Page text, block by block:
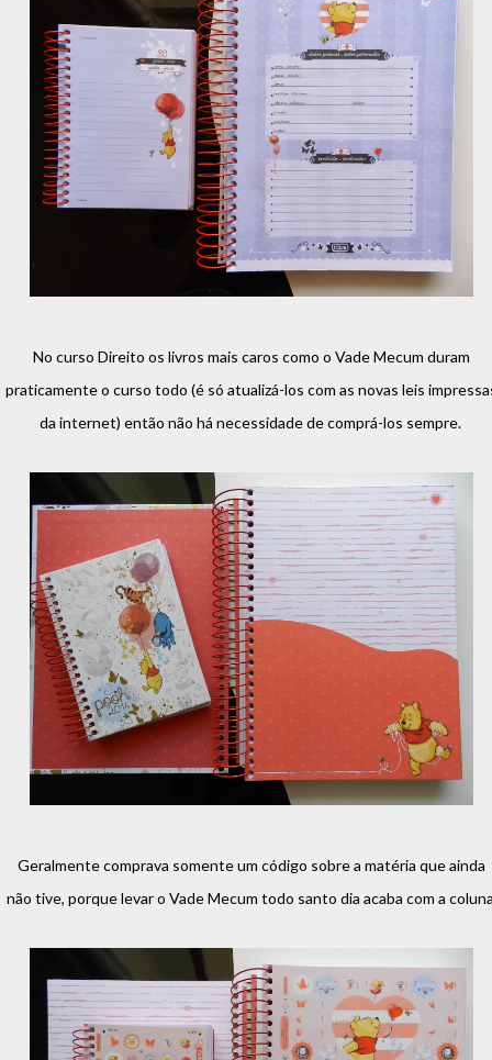
No curso Direito os livros mais caros como o Vade Mecum duram
praticamente o curso todo (é só atualizá-los com as novas leis
da internet) então não há necessidade de comprá-los sempre.
Geralmente comprava somente um código sobre a matéria que ainda
não tive, porque levar o Vade Mecum todo santo dia acaba com a